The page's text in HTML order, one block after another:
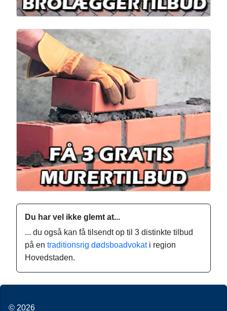
Du har vel ikke glemt at...
... du også kan få tilsendt op til 3 distinkte tilbud
på en traditionsrig dødsboadvokati region
Hovedstaden.
© 2026